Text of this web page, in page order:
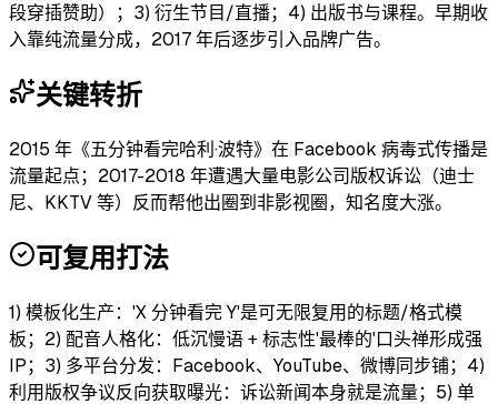
段穿插赞助）；3) 衍生节目/直播；4) 出版书与课程。早期收
入靠纯流量分成，2017 年后逐步引入品牌广告。
关键转折
2015 年《五分钟看完哈利·波特》在 Facebook 病毒式传播是
流量起点；2017-2018 年遭遇大量电影公司版权诉讼（迪士
尼、KKTV 等）反而帮他出圈到非影视圈，知名度大涨。
可复用打法
1) 模板化生产：'X 分钟看完 Y'是可无限复用的标题/格式模
板；2) 配音人格化：低沉慢语 + 标志性'最棒的'口头禅形成强
IP；3) 多平台分发：Facebook、YouTube、微博同步铺；4)
利用版权争议反向获取曝光：诉讼新闻本身就是流量；5) 单